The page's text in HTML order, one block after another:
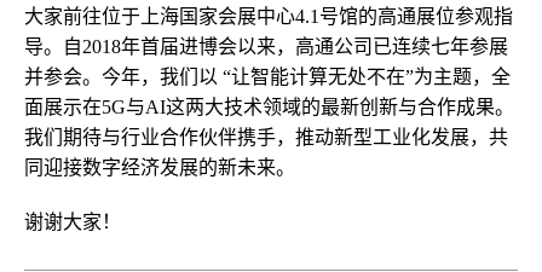
大家前往位于上海国家会展中心4.1号馆的高通展位参观指
导。自2018年首届进博会以来，高通公司已连续七年参展
并参会。今年，我们以 “让智能计算无处不在”为主题，全
面展示在5G与AI这两大技术领域的最新创新与合作成果。
我们期待与行业合作伙伴携手，推动新型工业化发展，共
同迎接数字经济发展的新未来。
谢谢大家！